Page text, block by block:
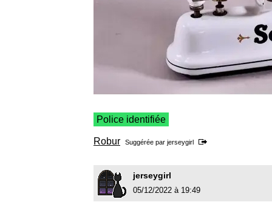
Police identifiée
Robur Suggérée par jerseygirl
jerseygirl
05/12/2022 à 19:49